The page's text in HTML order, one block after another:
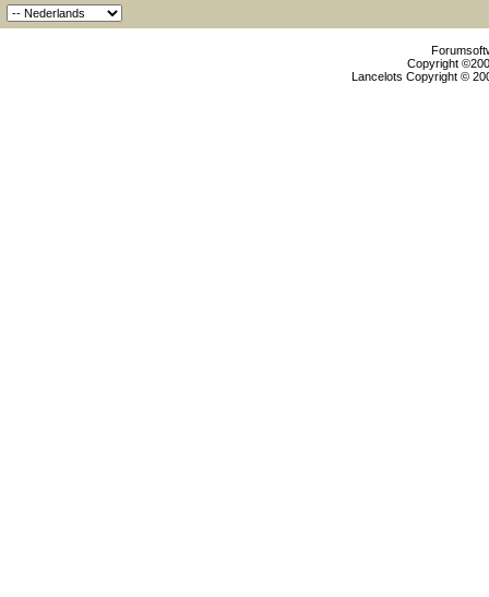
Copyright
Lancelots Copyright ©